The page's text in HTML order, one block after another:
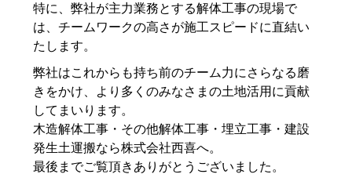
特に、弊社が主力業務とする解体工事の現場で
は、チームワークの高さが施工スピードに直結い
たします。
弊社はこれからも持ち前のチーム力にさらなる磨
きをかけ、より多くのみなさまの土地活用に貢献
してまいります。
木造解体工事・その他解体工事・埋立工事・建設
発生土運搬なら株式会社西喜へ。
最後までご覧頂きありがとうございました。